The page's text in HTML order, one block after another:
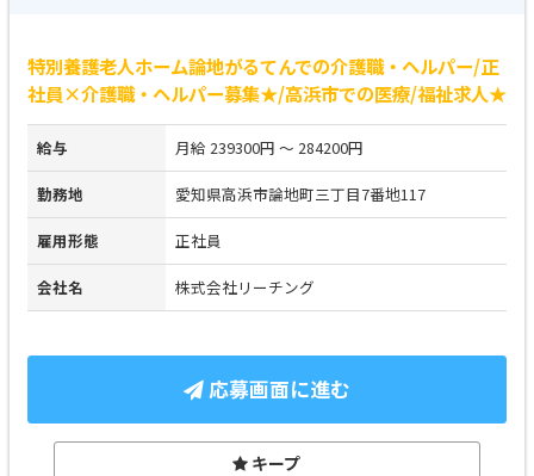
特別養護老人ホーム論地がるてんでの介護職・ヘルパー/正
社員×介護職・ヘルパー募集★/高浜市での医療/福祉求人★
給与 月給 239300円 ～ 284200円
勤務地 愛知県高浜市論地町三丁目7番地117
雇用形態 正社員
会社名 株式会社リーチング
応募画面に進む
キープ